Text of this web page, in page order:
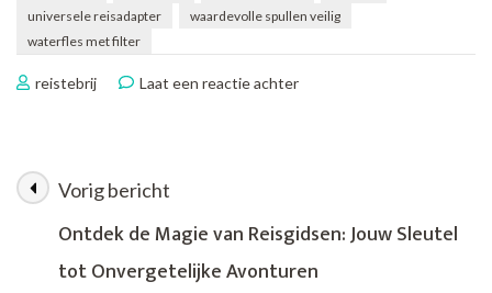
universele reisadapter
waardevolle spullen veilig
waterfles met filter
reistebrij Laat een reactie achterop
Maken
Berichtnavigatie
Vorig bericht
Ontdek de Magie van Reisgidsen: Jouw Sleutel
tot Onvergetelijke Avonturen